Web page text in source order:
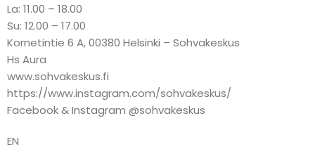
La: 11.00 – 18.00
Su: 12.00 – 17.00
Kornetintie 6 A, 00380 Helsinki – Sohvakeskus
Hs Aura
www.sohvakeskus.fi
https://www.instagram.com/sohvakeskus/
Facebook & Instagram @sohvakeskus
EN